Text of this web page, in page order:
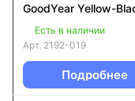
GoodYear Yellow-
Есть в наличии
Арт. 2192-019
Подробнее